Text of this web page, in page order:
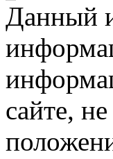
Данный
сайте,